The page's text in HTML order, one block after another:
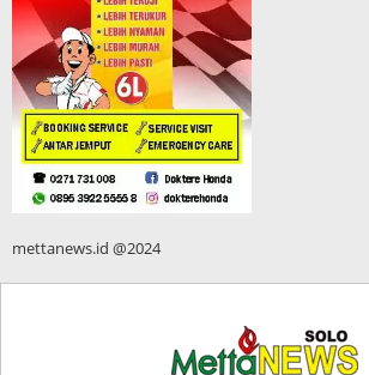
mettanews.id @2024